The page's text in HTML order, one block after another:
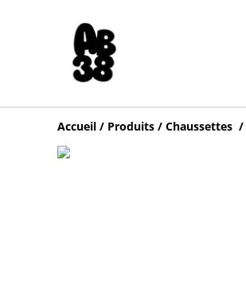
Accueil / Produits / Chaussettes /